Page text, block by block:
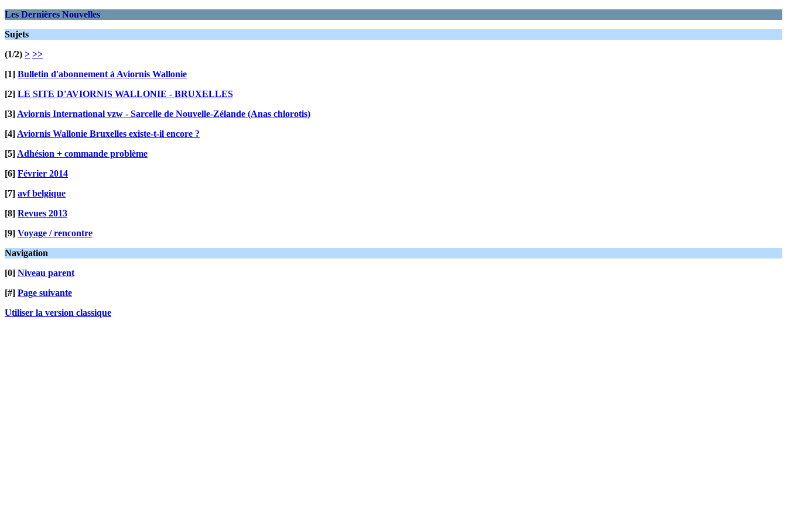
Les Dernières Nouvelles
Sujets
(1/2) > >>
[1] Bulletin d'abonnement à Aviornis Wallonie
[2] LE SITE D'AVIORNIS WALLONIE - BRUXELLES
[3] Aviornis International vzw - Sarcelle de Nouvelle-Zélande (Anas chlorotis)
[4] Aviornis Wallonie Bruxelles existe-t-il encore ?
[5] Adhésion + commande problème
[6] Février 2014
[7] avf belgique
[8] Revues 2013
[9] Voyage / rencontre
Navigation
[0] Niveau parent
[#] Page suivante
Utiliser la version classique